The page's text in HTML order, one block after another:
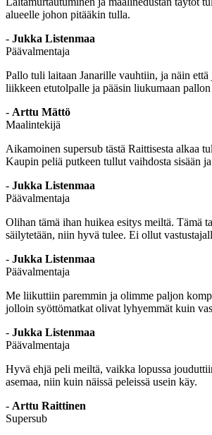
alueelle johon pitääkin tulla.
- Jukka Listenmaa
Päävalmentaja
Pallo tuli laitaan Janarille vauhtiin, ja näin
liikkeen etutolpalle ja pääsin liukumaan pallon
- Arttu Mättö
Maalintekijä
Aikamoinen supersub tästä Raittisesta alkaa
Kaupin peliä putkeen tullut vaihdosta sisään
- Jukka Listenmaa
Päävalmentaja
Olihan tämä ihan huikea esitys meiltä. Tämä
säilytetään, niin hyvä tulee. Ei ollut
- Jukka Listenmaa
Päävalmentaja
Me liikuttiin paremmin ja olimme paljon
jolloin syöttömatkat olivat lyhyemmät kuin
- Jukka Listenmaa
Päävalmentaja
Hyvä ehjä peli meiltä, vaikka lopussa
asemaa, niin kuin näissä peleissä usein käy.
- Arttu Raittinen
Supersub